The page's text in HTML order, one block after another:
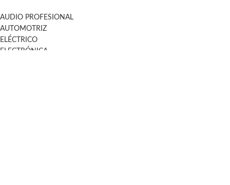
AUDIO PROFESIONAL
AUTOMOTRIZ
ELÉCTRICO
ELECTRÓNICA